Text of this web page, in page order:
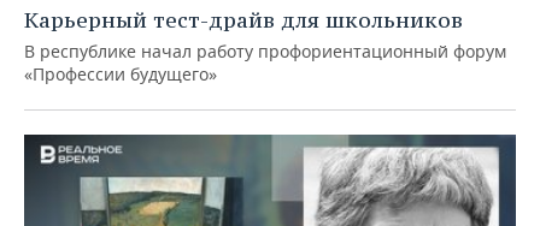
Карьерный тест-драйв для школьников
В республике начал работу профориентационный форум
«Профессии будущего»